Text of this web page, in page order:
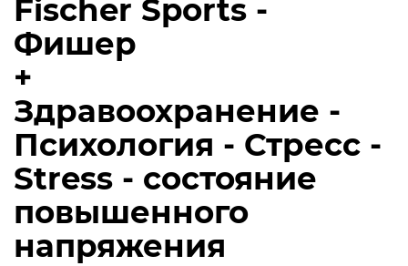
Fischer Sports -
Фишер
+
Здравоохранение -
Психология - Стресс -
Stress - состояние
повышенного
напряжения